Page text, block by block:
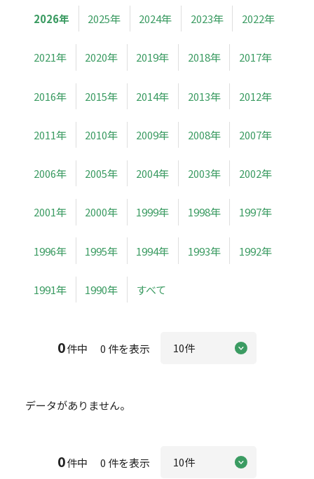
2026年 2025年 2024年 2023年 2022年
2021年 2020年 2019年 2018年 2017年
2016年 2015年 2014年 2013年 2012年
2011年 2010年 2009年 2008年 2007年
2006年 2005年 2004年 2003年 2002年
2001年 2000年 1999年 1998年 1997年
1996年 1995年 1994年 1993年 1992年
1991年 1990年 すべて
0件中 0 件を表示
データがありません。
0件中 0 件を表示